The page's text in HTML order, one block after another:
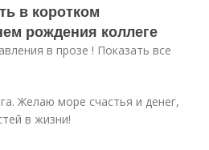
в коротком
рождения коллеге
в прозе ! Показать все
Желаю море счастья и денег,
в жизни!